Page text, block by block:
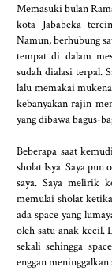
Memasuki bulan
kota Jababeka
Namun, berhubung
tempat di dalam
sudah dialasi terpal.
lalu memakai
kebanyakan rajin
yang dibawa bagus-
Beberapa saat
sholat Isya. Saya
saya. Saya melirik
memulai sholat
ada space yang
oleh satu anak kecil.
sekali sehingga
enggan